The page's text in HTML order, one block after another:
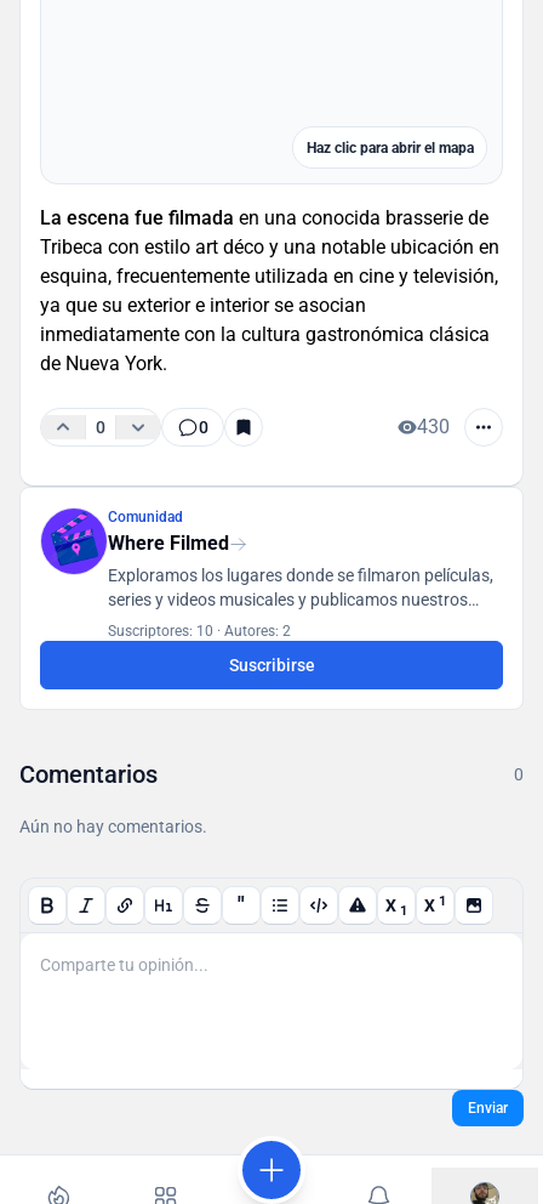
Haz clic para abrir el mapa
La escena fue filmada en una conocida brasserie de
Tribeca con estilo art déco y una notable ubicación en
esquina, frecuentemente utilizada en cine y televisión,
ya que su exterior e interior se asocian
inmediatamente con la cultura gastronómica clásica
de Nueva York.
0 0 430
Comunidad
Where Filmed
Exploramos los lugares donde se filmaron películas,
series y videos musicales y publicamos nuestros
hallazgos en una base de datos accesible para todos
Suscriptores: 10 · Autores: 2
Suscribirse
Comentarios 0
Aún no hay comentarios.
" X 1 X 1
Enviar